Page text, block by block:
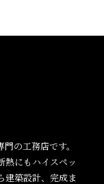
の工務店です。
熱にもハイスペッ
建築設計、完成ま